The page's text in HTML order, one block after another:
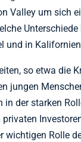
Valley um sich
und in
so etwa die
jungen
in der starken
privaten
wichtigen Rolle